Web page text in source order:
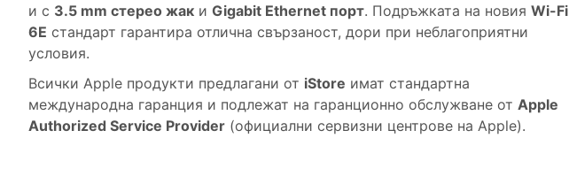
и с 3.5 mm стерео жак и Gigabit Ethernet порт. Подръжката на новия Wi-Fi
6E стандарт гарантира отлична свързаност, дори при неблагоприятни
условия.
Всички Apple продукти предлагани от iStore имат стандартна
международна гаранция и подлежат на гаранционно обслужване от Apple
Authorized Service Provider (официални сервизни центрове на Apple).